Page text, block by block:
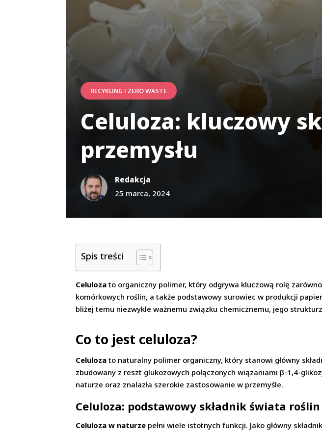
RECYKLING I ZERO WASTE
Celuloza: kluczowy
przemysłu
Redakcja
25 marca, 2024
Spis treści
Celuloza to organiczny polimer, który odgrywa kluczową rolę
komórkowych roślin, a także podstawowy surowiec w produkcji
bliżej temu niezwykle ważnemu związku chemicznemu, jego
Co to jest celuloza?
Celuloza to naturalny polimer organiczny, który stanowi główny
zbudowany z reszt glukozowych połączonych wiązaniami β-1,4-
naturze oraz znalazła szerokie zastosowanie w przemyśle.
Celuloza: podstawowy składnik świata roślin
Celuloza w naturze pełni wiele istotnych funkcji. Jako główny